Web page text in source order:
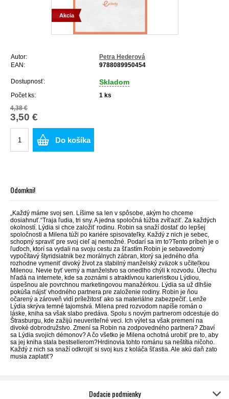
Akcia
Autor:
Petra Hederová
EAN:
9788089950454
Dostupnosť: Skladom
Počet ks: 1 ks
4,38 €
3,50 €
Do košíka
Odomkni!
„Každý máme svoj sen. Líšime sa len v spôsobe, akým ho chceme
dosiahnuť.“Traja ľudia, tri sny. A jedna spoločná túžba zvíťaziť. Za každých
okolností. Lýdia si chce založiť rodinu. Robin sa snaží dostať do lepšej
spoločnosti a Milena túži po kariére spisovateľky. Každý z nich je sebec,
schopný spraviť pre svoj cieľ aj nemožné. Podarí sa im to?Tento príbeh je o
ľuďoch, ktorí sa vydali na svoju cestu za šťastím.Robin je sebavedomý
vypočítavý štyridsiatnik bez morálnych zábran, ktorý sa jedného dňa
rozhodne vymeniť divoký život za stabilný manželský zväzok s učiteľkou
Milenou. Nevie byť verný a manželstvo sa onedlho chýli k rozvodu. Útechu
hľadá na internete, kde sa zoznámi s atraktívnou karieristkou Lýdiou,
úspešnou ale povrchnou marketingovou manažérkou. Lýdia sa už dlhšie
pokúša nájsť vhodného partnera pre založenie rodiny. Robin je ňou
očarený a zároveň vidí príležitosť ako sa materiálne zabezpečiť. Lenže
Lýdia skrýva temné tajomstvá. Milena pred rozvodom napíše román o
láske, kniha sa však slabo predáva. Spolu s novým partnerom odcestuje do
Štrasburgu, kde zažijú neuveriteľné veci. Ich výlet sa však premení na
divoké dobrodružstvo. Zmení sa Robin na zodpovedného partnera? Zbaví
sa Lýdia svojich démonov? A čo všetko je Milena ochotná urobiť pre to, aby
sa jej kniha stala bestsellerom?Hrdinovia tohto románu sa neštítia ničoho.
Každý z nich sa snaží odkrojiť si svoj kus z koláča šťastia. Ale akú daň zato
musia zaplatiť?
Dodacie podmienky